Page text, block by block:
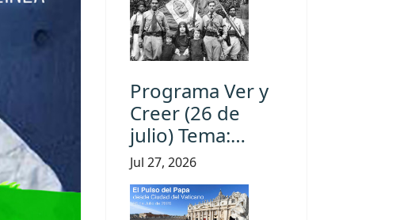
Programa Ver y
Creer (26 de
julio) Tema:…
Jul 27, 2026